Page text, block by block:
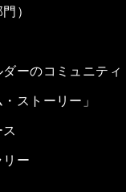
）
ーのコミュニティ
ストーリー」
リー